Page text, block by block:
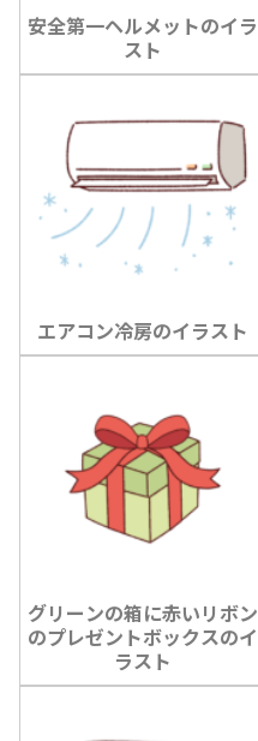
安全第一ヘルメットのイラ
スト
エアコン冷房のイラスト
グリーンの箱に赤いリボン
のプレゼントボックスのイ
ラスト